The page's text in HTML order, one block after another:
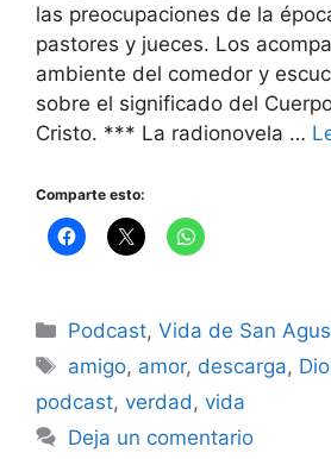
las preocupaciones de la
pastores y jueces. Los
ambiente del comedor y
sobre el significado del
Cristo. *** La radionovela …
Comparte esto:
Categorías
Podcast,Vida de San
Etiquetas
amigo, amor, descarga,
podcast, verdad, vida
Deja un comentario